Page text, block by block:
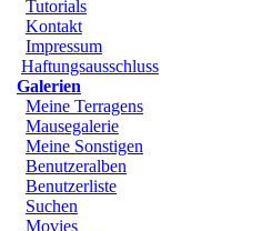
Tutorials
Kontakt
Impressum
Haftungsausschluss
Galerien
Meine Terragens
Mausegalerie
Meine Sonstigen
Benutzeralben
Benutzerliste
Suchen
Movies